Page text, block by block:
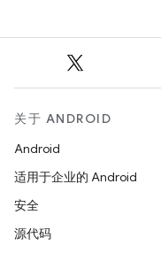
关于 ANDROID
Android
适用于企业的 Android
安全
源代码